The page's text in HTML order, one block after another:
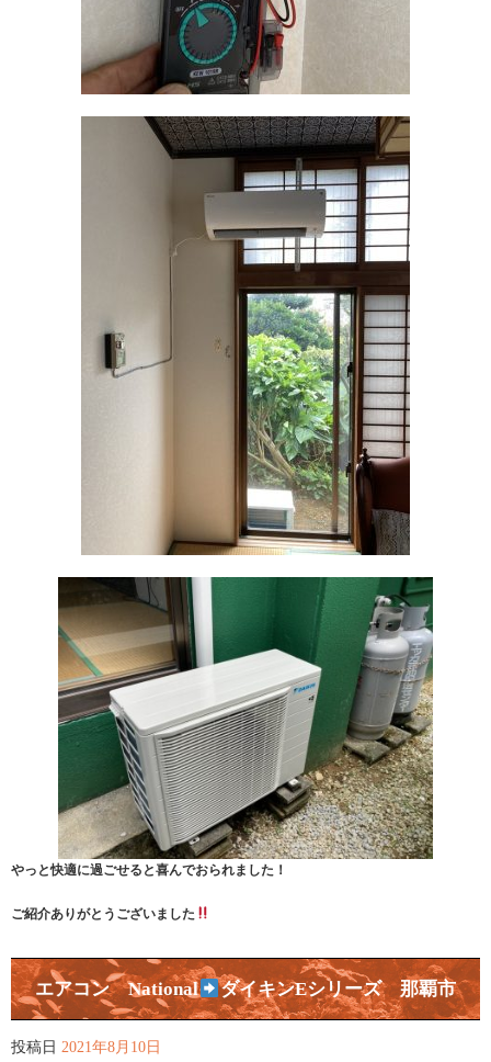
やっと快適に過ごせると喜んでおられました！
ご紹介ありがとうございました
エアコン National ダイキンEシリーズ 那覇市
投稿日 2021年8月10日